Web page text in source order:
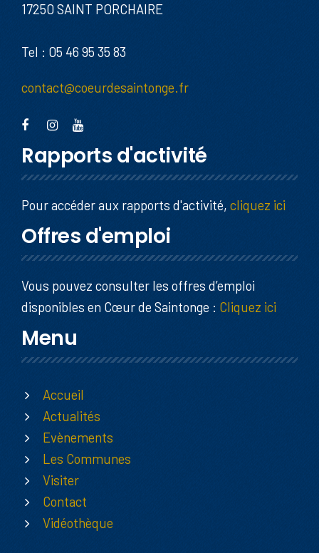
17250 SAINT PORCHAIRE
Tel : 05 46 95 35 83
contact@coeurdesaintonge.fr
Rapports d'activité
Pour accéder aux rapports d'activité, cliquez ici
Offres d'emploi
Vous pouvez consulter les offres d’emploi
disponibles en Cœur de Saintonge : Cliquez ici
Menu
Accueil
Actualités
Evènements
Les Communes
Visiter
Contact
Vidéothèque